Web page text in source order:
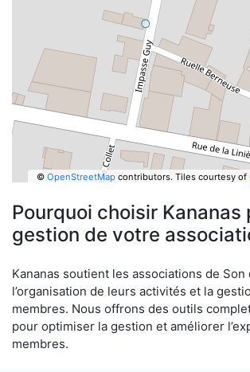
© OpenStreetMapcontributors. Tiles courtesy of
Pourquoi choisir Kananas
gestion de votre
Kananas soutient les associations de Son
l’organisation de leurs activités et la
membres. Nous offrons des outils
pour optimiser la gestion et améliorer
membres.